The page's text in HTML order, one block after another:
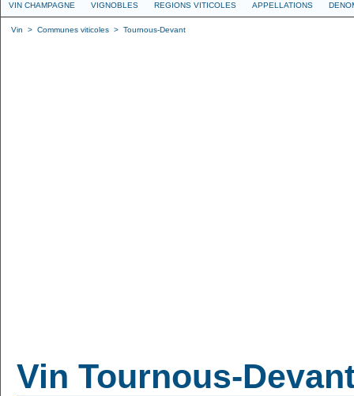
VIN CHAMPAGNE VIGNOBLES REGIONS VITICOLES APPELLATIONS
Vin > Communes viticoles > Tournous-Devant
Vin Tournous-